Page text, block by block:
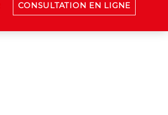
CONSULTATION EN LIGNE